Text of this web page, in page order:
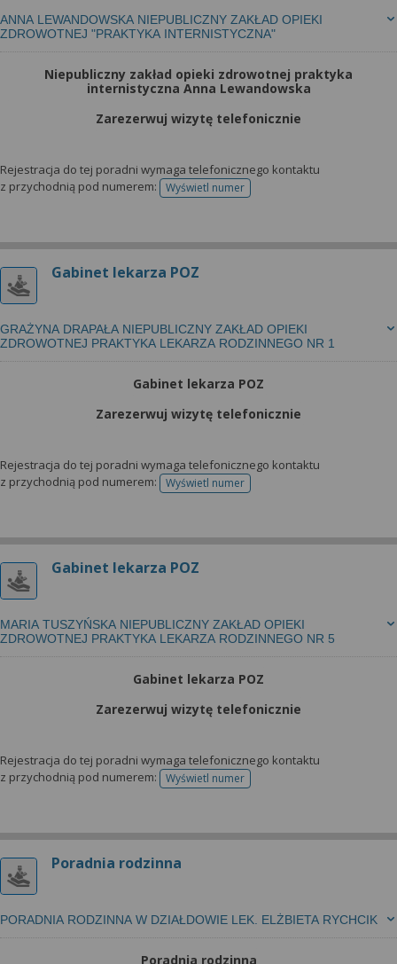
ANNA LEWANDOWSKA NIEPUBLICZNY ZAKŁAD OPIEKI
ZDROWOTNEJ "PRAKTYKA INTERNISTYCZNA"
Niepubliczny zakład opieki zdrowotnej praktyka
internistyczna Anna Lewandowska
Zarezerwuj wizytę telefonicznie
Rejestracja do tej poradni wymaga telefonicznego kontaktu
z przychodnią pod numerem:
Wyświetl numertelefonu do rejestracji
Gabinet lekarza POZ
GRAŻYNA DRAPAŁA NIEPUBLICZNY ZAKŁAD OPIEKI
ZDROWOTNEJ PRAKTYKA LEKARZA RODZINNEGO NR 1
Gabinet lekarza POZ
Zarezerwuj wizytę telefonicznie
Rejestracja do tej poradni wymaga telefonicznego kontaktu
z przychodnią pod numerem:
Wyświetl numertelefonu do rejestracji
Gabinet lekarza POZ
MARIA TUSZYŃSKA NIEPUBLICZNY ZAKŁAD OPIEKI
ZDROWOTNEJ PRAKTYKA LEKARZA RODZINNEGO NR 5
Gabinet lekarza POZ
Zarezerwuj wizytę telefonicznie
Rejestracja do tej poradni wymaga telefonicznego kontaktu
z przychodnią pod numerem:
Wyświetl numertelefonu do rejestracji
Poradnia rodzinna
PORADNIA RODZINNA W DZIAŁDOWIE LEK. ELŻBIETA RYCHCIK
Poradnia rodzinna